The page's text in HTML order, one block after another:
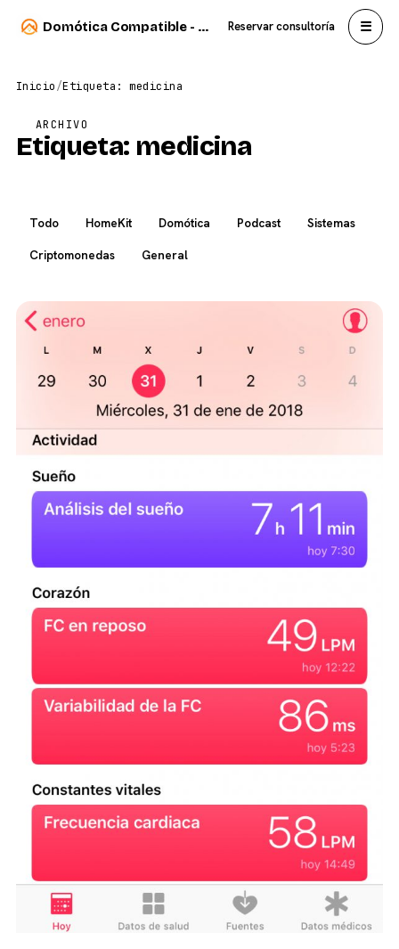
Domótica Compatible - Carlos Sahuquillo Reservar consultoría ☰
Inicio/Etiqueta: medicina
ARCHIVO
Etiqueta: medicina
Todo HomeKit Domótica Podcast
Sistemas
Criptomonedas
General